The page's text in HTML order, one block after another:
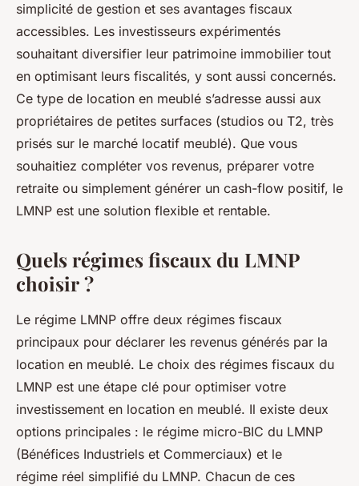
simplicité de gestion et ses avantages fiscaux
accessibles. Les investisseurs expérimentés
souhaitant diversifier leur patrimoine immobilier tout
en optimisant leurs fiscalités, y sont aussi concernés.
Ce type de location en meublé s’adresse aussi aux
propriétaires de petites surfaces (studios ou T2, très
prisés sur le marché locatif meublé). Que vous
souhaitiez compléter vos revenus, préparer votre
retraite ou simplement générer un cash-flow positif, le
LMNP est une solution flexible et rentable.
Quels régimes fiscaux du LMNP
choisir ?
Le régime LMNP offre deux régimes fiscaux
principaux pour déclarer les revenus générés par la
location en meublé. Le choix des régimes fiscaux du
LMNP est une étape clé pour optimiser votre
investissement en location en meublé. Il existe deux
options principales : le régime micro-BIC du LMNP
(Bénéfices Industriels et Commerciaux) et le
régime réel simplifié du LMNP. Chacun de ces